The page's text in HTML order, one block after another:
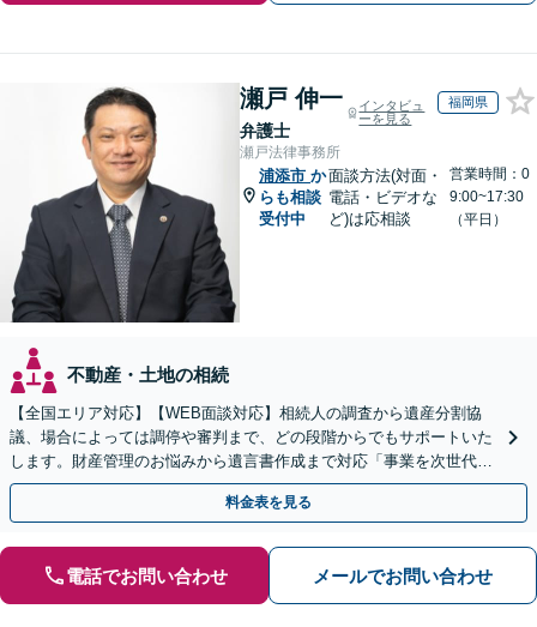
瀬戸 伸一
弁護士
インタビュ
ーを見る
福岡県
瀬戸法律事務所
浦添市 か
らも相談
受付中
面談方法(対面・
電話・ビデオな
ど)は応相談
営業時間：0
9:00~17:30
（平日）
不動産・土地の相続
【全国エリア対応】【WEB面談対応】相続人の調査から遺産分割協
議、場合によっては調停や審判まで、どの段階からでもサポートいた
します。財産管理のお悩みから遺言書作成まで対応「事業を次世代に
引き継ぐ安心の事業承継をサポート」【完全個室相談】
料金表を見る
電話でお問い合わせ メールでお問い合わせ